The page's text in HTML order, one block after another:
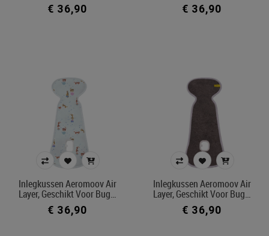
€ 36,90 € 36,90
Inlegkussen Aeromoov Air
Layer, Geschikt Voor Bug…
€ 36,90
Inlegkussen Aeromoov Air
Layer, Geschikt Voor Bug…
€ 36,90